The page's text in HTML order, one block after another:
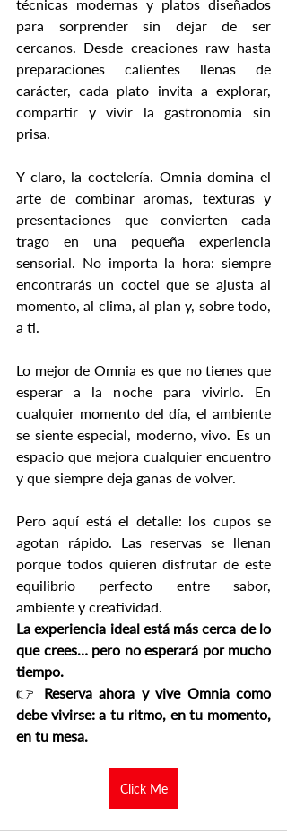
técnicas modernas y platos diseñados
para sorprender sin dejar de ser
cercanos. Desde creaciones raw hasta
preparaciones calientes llenas de
carácter, cada plato invita a explorar,
compartir y vivir la gastronomía sin
prisa.
Y claro, la coctelería. Omnia domina el
arte de combinar aromas, texturas y
presentaciones que convierten cada
trago en una pequeña experiencia
sensorial. No importa la hora: siempre
encontrarás un coctel que se ajusta al
momento, al clima, al plan y, sobre todo,
a ti.
Lo mejor de Omnia es que no tienes que
esperar a la noche para vivirlo. En
cualquier momento del día, el ambiente
se siente especial, moderno, vivo. Es un
espacio que mejora cualquier encuentro
y que siempre deja ganas de volver.
Pero aquí está el detalle: los cupos se
agotan rápido. Las reservas se llenan
porque todos quieren disfrutar de este
equilibrio perfecto entre sabor,
ambiente y creatividad.
La experiencia ideal está más cerca de lo
que crees… pero no esperará por mucho
tiempo.
👉 Reserva ahora y vive Omnia como
debe vivirse: a tu ritmo, en tu momento,
en tu mesa.
Click Me